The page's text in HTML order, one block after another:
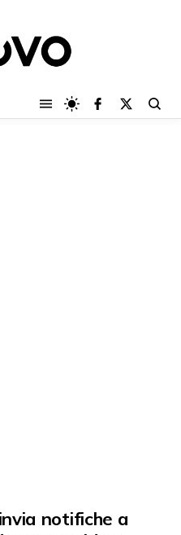
notifiche a